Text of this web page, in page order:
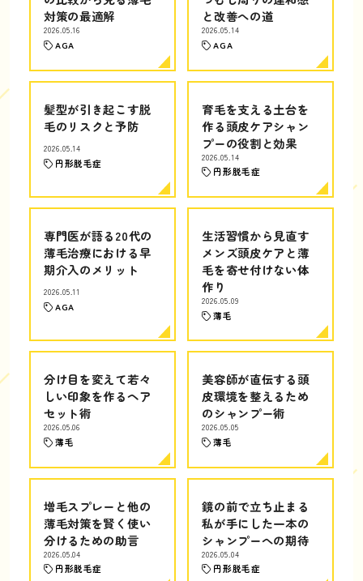
対策の最適解
2026.05.16
AGA
と改善への道
2026.05.14
AGA
髪型が引き起こす脱
毛のリスクと予防
2026.05.14
円形脱毛症
育毛を支える土台を
作る頭皮ケアシャン
プーの役割と効果
2026.05.14
円形脱毛症
専門医が語る20代の
薄毛治療における早
期介入のメリット
2026.05.11
AGA
生活習慣から見直す
メンズ頭皮ケアと薄
毛を寄せ付けない体
作り
2026.05.09
薄毛
分け目を変えて若々
しい印象を作るヘア
セット術
2026.05.06
薄毛
美容師が直伝する頭
皮環境を整えるため
のシャンプー術
2026.05.05
薄毛
増毛スプレーと他の
薄毛対策を賢く使い
分けるための助言
2026.05.04
円形脱毛症
鏡の前で立ち止まる
私が手にした一本の
シャンプーへの期待
2026.05.04
円形脱毛症